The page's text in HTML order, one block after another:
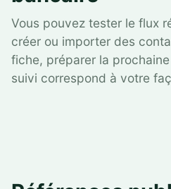
Vous pouvez tester le flux
créer ou importer des
fiche, préparer la
suivi correspond à votre